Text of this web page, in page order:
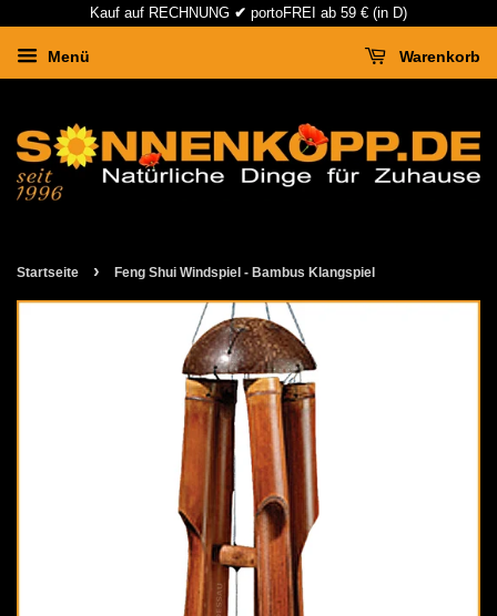
Kauf auf RECHNUNG ✔ portoFREI ab 59 € (in D)
Menü Warenkorb
Startseite › Feng Shui Windspiel - Bambus Klangspiel